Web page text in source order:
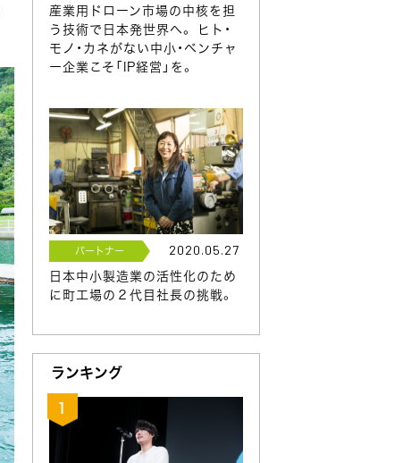
産業用ドローン市場の中核を担
う技術で日本発世界へ。 ヒト・
モノ・カネがない中小・ベンチャ
ー企業こそ「IP経営」を。
パートナー 2020.05.27
日本中小製造業の活性化のため
に町工場の２代目社長の挑戦。
ランキング